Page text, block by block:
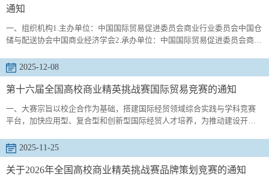
形式，由知识赛...
通知
一、组织机构1.主办单位：中国国际贸易促进委员会商业行业委员会中国仓
储与配送协会中国商业经济学会2.承办单位：中国国际贸易促进委员会商业
育集团二、参赛对象学习工商管理、物流管理、供应链管理、物流工程、
电子商务、邮政与快递类等专业（方向）或相关专业（方向）的本科及高
职高专在校学生。三、竞赛组织物流与供应链竞赛执委会秘书处和评审委
2025-12-08
第十六届全国高校商业精英挑战赛国际贸易竞赛的通知
一、大赛宗旨以校企合作为基础，搭建国际经贸领域综合实践与学科竞赛
平台，加快应用型、复合型和创新型国际经贸人才培养，为推动建设开放
的交流合作。二、组织机构主办单位;青岛科技大学承办单位：经济与管理
学院三、参赛对象（一）国贸类专业组别学习国际经济与贸易、国际贸易
实务、国际商务、商务英语等专业或相关专业的研究生院校、本科院校和
2025-11-25
关于2026年全国高校商业精英挑战赛品牌策划竞赛的通知